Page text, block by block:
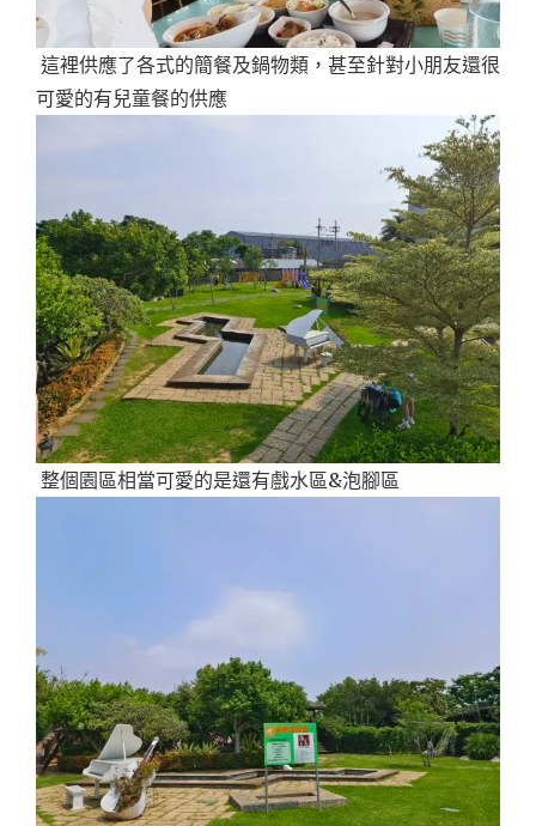
這裡供應了各式的簡餐及鍋物類，甚至針對小朋友還很
可愛的有兒童餐的供應
整個園區相當可愛的是還有戲水區&泡腳區